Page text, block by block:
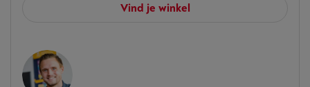
Vind je winkel